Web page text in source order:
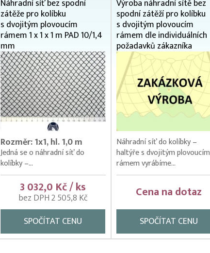
Náhradní síť bez spodní
zátěže pro kolíbku
s dvojitým plovoucím
rámem 1 x 1 x 1 m PAD 10/1,4
mm
Rozměr: 1x1, hl. 1,0 m
Jedná se o náhradní síť do
kolíbky –...
3 032,0 Kč / ks
bez DPH 2 505,8 Kč
SPOČÍTAT CENU
Výroba náhradní sítě bez
spodní zátěží pro kolíbku
s dvojitým plovoucím
rámem dle individuálních
požadavků zákazníka
Náhradní síť do kolíbky –
haltýře s dvojitým plovoucím
rámem vyrábíme...
Cena na dotaz
SPOČÍTAT CENU